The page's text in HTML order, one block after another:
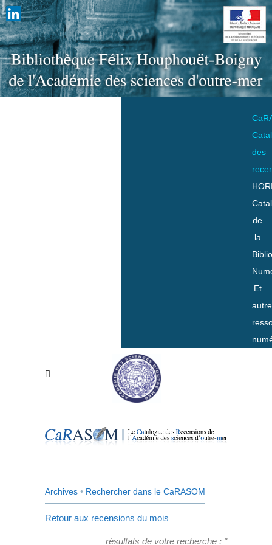
des
de
la
Et
Archives • Rechercher dans le CaRASOM
Retour aux recensions du mois
résultats de votre recherche : "